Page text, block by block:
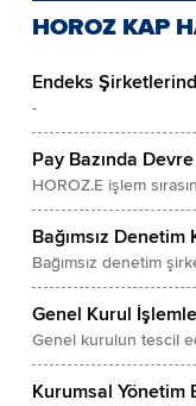
HOROZ KAP
Endeks
-
Pay Bazında
HOROZ.E işlem
Bağımsız
Bağımsız denetim
Genel Kurul
Genel kurulun tescil
Kurumsal Yönetim